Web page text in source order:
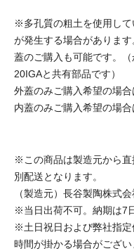
※多孔質の粗土を使用し
が発生する場合があります
蓋のご購入も可能です。
20IGAと共有部品です）
外蓋のみご購入希望の場合
内蓋のみご購入希望の場合
※この商品は製造元から
別配送となります。
（製造元）長谷製陶株式会
※当日出荷不可。納期は7
※土日祝日および弊社指
時間が掛かる場合がござい